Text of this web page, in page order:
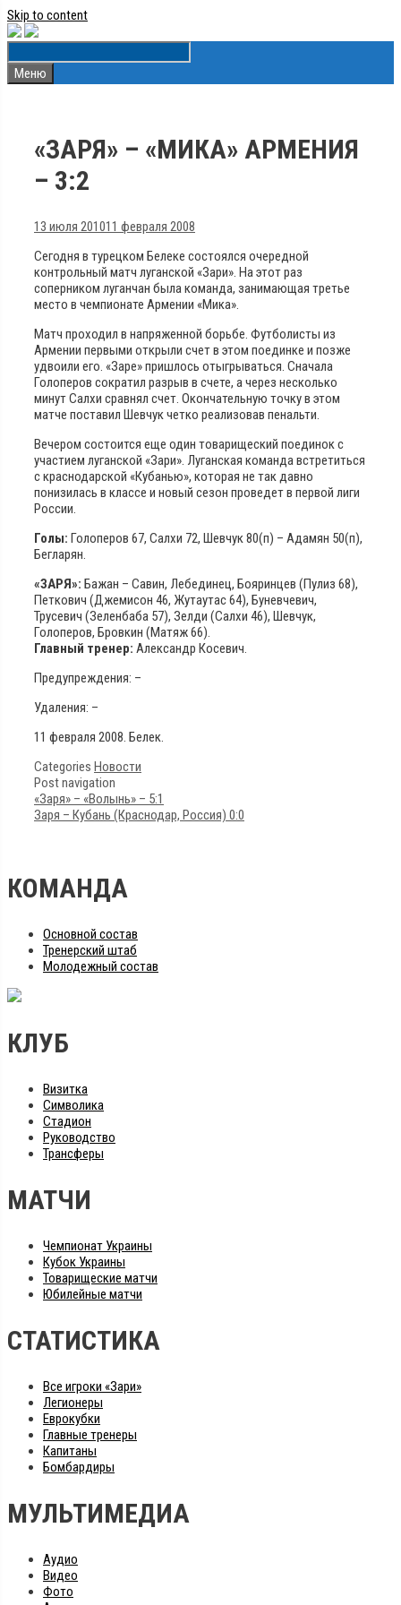
Skip to content
Меню
«ЗАРЯ» – «МИКА» АРМЕНИЯ
– 3:2
13 июля 201011 февраля 2008
Сегодня в турецком Белеке состоялся очередной
контрольный матч луганской «Зари». На этот раз
соперником луганчан была команда, занимающая третье
место в чемпионате Армении «Мика».
Матч проходил в напряженной борьбе. Футболисты из
Армении первыми открыли счет в этом поединке и позже
удвоили его. «Заре» пришлось отыгрываться. Сначала
Голоперов сократил разрыв в счете, а через несколько
минут Салхи сравнял счет. Окончательную точку в этом
матче поставил Шевчук четко реализовав пенальти.
Вечером состоится еще один товарищеский поединок с
участием луганской «Зари». Луганская команда встретиться
с краснодарской «Кубанью», которая не так давно
понизилась в классе и новый сезон проведет в первой лиги
России.
Голы: Голоперов 67, Салхи 72, Шевчук 80(п) – Адамян 50(п),
Бегларян.
«ЗАРЯ»: Бажан – Савин, Лебединец, Бояринцев (Пулиз 68),
Петкович (Джемисон 46, Жутаутас 64), Буневчевич,
Трусевич (Зеленбаба 57), Зелди (Салхи 46), Шевчук,
Голоперов, Бровкин (Матяж 66).
Главный тренер: Александр Косевич.
Предупреждения: –
Удаления: –
11 февраля 2008. Белек.
Categories Новости
Post navigation
«Заря» – «Волынь» – 5:1
Заря – Кубань (Краснодар, Россия) 0:0
КОМАНДА
Основной состав
Тренерский штаб
Молодежный состав
КЛУБ
Визитка
Символика
Стадион
Руководство
Трансферы
МАТЧИ
Чемпионат Украины
Кубок Украины
Товарищеские матчи
Юбилейные матчи
СТАТИСТИКА
Все игроки «Зари»
Легионеры
Еврокубки
Главные тренеры
Капитаны
Бомбардиры
МУЛЬТИМЕДИА
Аудио
Видео
Фото